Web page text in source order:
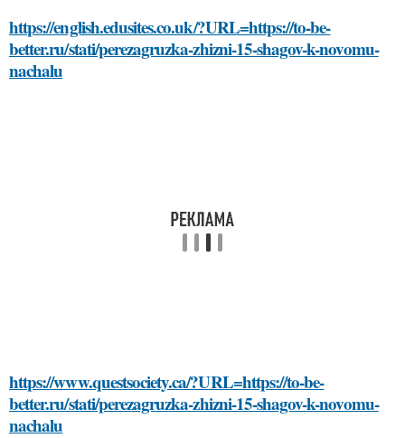
https://english.edusites.co.uk/?URL=https://to-be-
better.ru/stati/perezagruzka-zhizni-15-shagov-k-novomu-
nachalu
https://www.questsociety.ca/?URL=https://to-be-
better.ru/stati/perezagruzka-zhizni-15-shagov-k-novomu-
nachalu